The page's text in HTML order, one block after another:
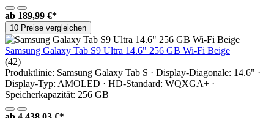
ab 189,99 €*
10 Preise vergleichen
Samsung Galaxy Tab S9 Ultra 14.6" 256 GB Wi-Fi Beige
(42)
Produktlinie: Samsung Galaxy Tab S · Display-Diagonale: 14.6" ·
Display-Typ: AMOLED · HD-Standard: WQXGA+ ·
Speicherkapazität: 256 GB